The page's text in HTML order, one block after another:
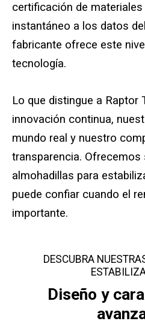
Galería
Preguntas frecuentes
Acerca de
Suscripción por SMS y
certificación de
instantáneo a los datos
fabricante ofrece este
tecnología.
Lo que distingue a Raptor
innovación continua,
mundo real y nuestro
transparencia. Ofrecemos
almohadillas para
puede confiar cuando el
importante.
DESCUBRA
Diseño y